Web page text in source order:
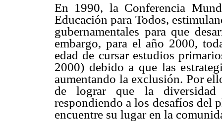
En 1990, la Conferencia
Educación para Todos,
gubernamentales para que
embargo, para el año 2000,
edad de cursar estudios
2000) debido a que las
aumentando la exclusión. Por
de lograr que la
respondiendo a los desafíos del
encuentre su lugar en la